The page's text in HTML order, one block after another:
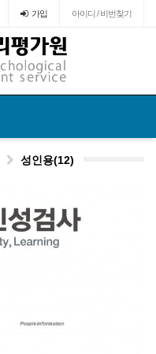
가입 아이디 / 비번찾기
성인용(12)